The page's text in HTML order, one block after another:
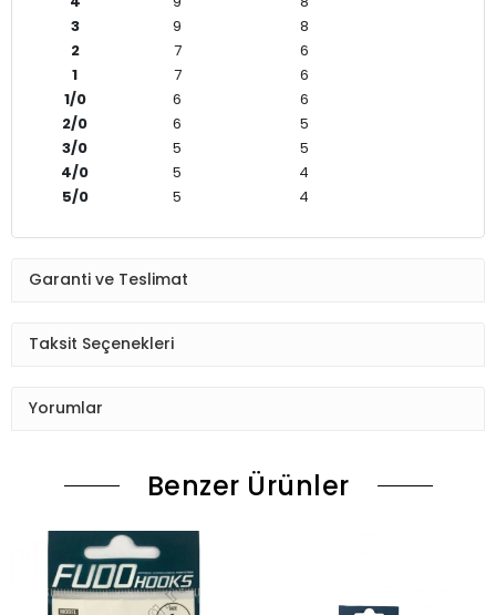
3
9
8
2
7
6
1
7
6
1/0
6
6
2/0
6
5
3/0
5
5
4/0
5
4
5/0
5 4
Garanti ve Teslimat
Taksit Seçenekleri
Yorumlar
Benzer Ürünler